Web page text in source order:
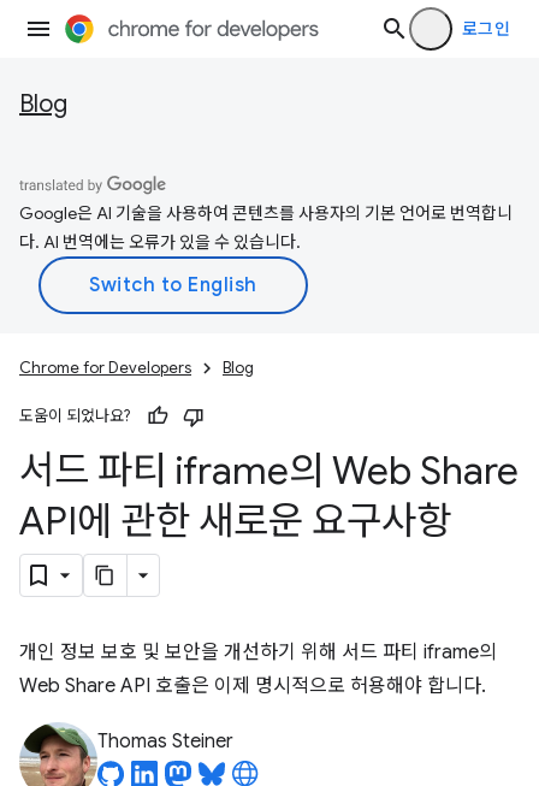
로그인
Blog
Google은 AI 기술을 사용하여 콘텐츠를 사용자의 기본 언어로 번역합니
다. AI 번역에는 오류가 있을 수 있습니다.
Chrome for Developers Blog
도움이 되었나요?
서드 파티 iframe의 Web Share
API에 관한 새로운 요구사항
개인 정보 보호 및 보안을 개선하기 위해 서드 파티 iframe의
Web Share API 호출은 이제 명시적으로 허용해야 합니다.
Thomas Steiner